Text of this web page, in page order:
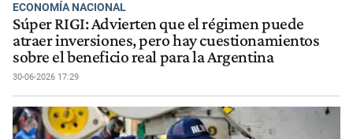
ECONOMÍA NACIONAL
Súper RIGI: Advierten que el régimen puede
atraer inversiones, pero hay cuestionamientos
sobre el beneficio real para la Argentina
30-06-2026 17:29